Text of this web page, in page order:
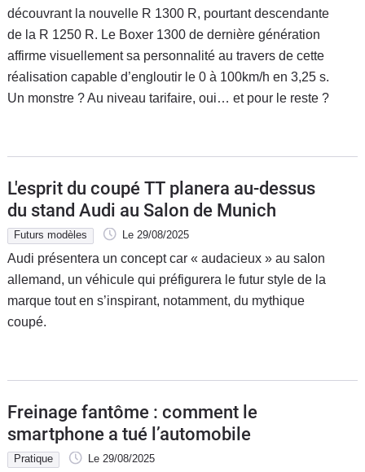
découvrant la nouvelle R 1300 R, pourtant descendante
de la R 1250 R. Le Boxer 1300 de dernière génération
affirme visuellement sa personnalité au travers de cette
réalisation capable d’engloutir le 0 à 100km/h en 3,25 s.
Un monstre ? Au niveau tarifaire, oui… et pour le reste ?
L'esprit du coupé TT planera au-dessus
du stand Audi au Salon de Munich
Futurs modèles Le 29/08/2025
Audi présentera un concept car « audacieux » au salon
allemand, un véhicule qui préfigurera le futur style de la
marque tout en s’inspirant, notamment, du mythique
coupé.
Freinage fantôme : comment le
smartphone a tué l’automobile
Pratique Le 29/08/2025